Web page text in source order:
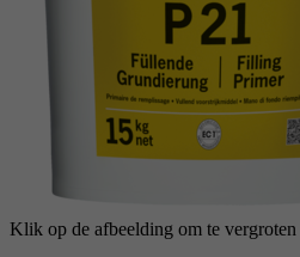
Klik op de afbeelding om te vergroten
reCAPTCHA setzt
(_GRECAPTCHA),
Risikoanalyse